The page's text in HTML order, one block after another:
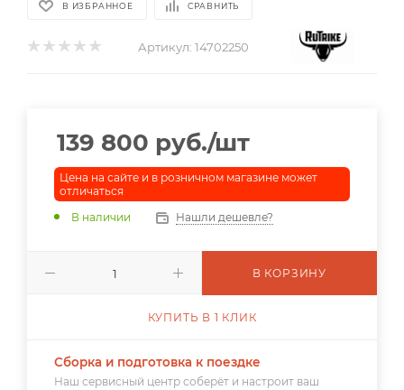
В ИЗБРАННОЕ СРАВНИТЬ
Артикул: 14702250
139 800 руб./шт
Цена на сайте и в розничном магазине может
отличаться
В наличии
Нашли дешевле?
В КОРЗИНУ
КУПИТЬ В 1 КЛИК
Сборка и подготовка к поездке
Наш сервисный центр соберёт и настроит ваш